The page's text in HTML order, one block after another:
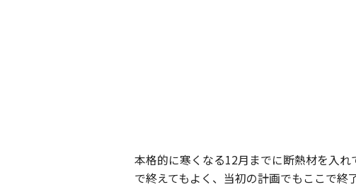
本格的に寒くなる12月までに断熱材を入
で終えてもよく、当初の計画でもここで終